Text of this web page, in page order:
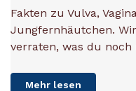
Fakten zu Vulva,
Jungfernhäutchen.
verraten, was du
Mehr lesen